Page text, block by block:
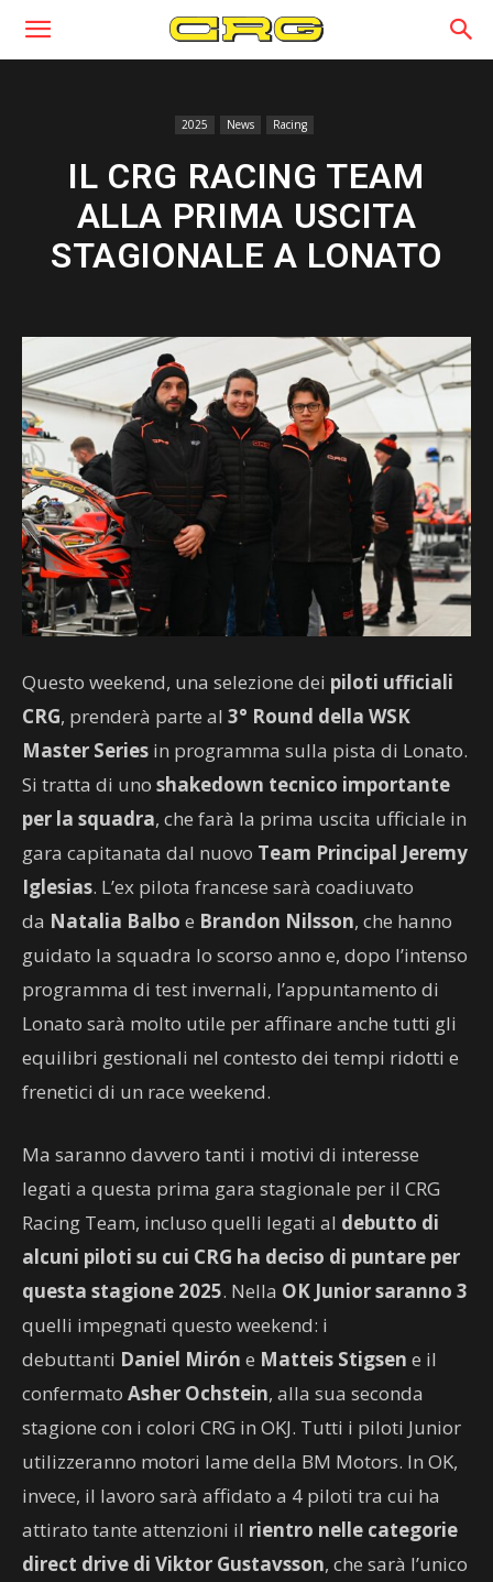
2025 News Racing
IL CRG RACING TEAM
ALLA PRIMA USCITA
STAGIONALE A LONATO
Questo weekend, una selezione dei piloti ufficiali
CRG, prenderà parte al 3° Round della WSK
Master Series in programma sulla pista di Lonato.
Si tratta di uno shakedown tecnico importante
per la squadra, che farà la prima uscita ufficiale in
gara capitanata dal nuovo Team Principal Jeremy
Iglesias. L’ex pilota francese sarà coadiuvato
da Natalia Balbo e Brandon Nilsson, che hanno
guidato la squadra lo scorso anno e, dopo l’intenso
programma di test invernali, l’appuntamento di
Lonato sarà molto utile per affinare anche tutti gli
equilibri gestionali nel contesto dei tempi ridotti e
frenetici di un race weekend.
Ma saranno davvero tanti i motivi di interesse
legati a questa prima gara stagionale per il CRG
Racing Team, incluso quelli legati al debutto di
alcuni piloti su cui CRG ha deciso di puntare per
questa stagione 2025. Nella OK Junior saranno 3
quelli impegnati questo weekend: i
debuttanti Daniel Mirón e Matteis Stigsen e il
confermato Asher Ochstein, alla sua seconda
stagione con i colori CRG in OKJ. Tutti i piloti Junior
utilizzeranno motori Iame della BM Motors. In OK,
invece, il lavoro sarà affidato a 4 piloti tra cui ha
attirato tante attenzioni il rientro nelle categorie
direct drive di Viktor Gustavsson, che sarà l’unico